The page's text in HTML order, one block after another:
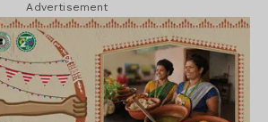
Advertisement